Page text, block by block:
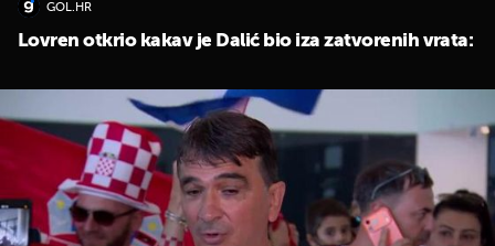
GOL.HR
Lovren otkrio kakav je Dalić bio iza zatvorenih vrata: